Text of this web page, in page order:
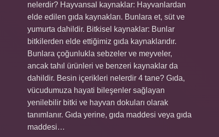
nelerdir? Hayvansal kaynaklar: Hayvanlardan
elde edilen gıda kaynakları. Bunlara et, süt ve
yumurta dahildir. Bitkisel kaynaklar: Bunlar
bitkilerden elde ettiğimiz gıda kaynaklarıdır.
Bunlara çoğunlukla sebzeler ve meyveler,
ancak tahıl ürünleri ve benzeri kaynaklar da
dahildir. Besin içerikleri nelerdir 4 tane? Gıda,
vücudumuza hayati bileşenler sağlayan
yenilebilir bitki ve hayvan dokuları olarak
tanımlanır. Gıda yerine, gıda maddesi veya gıda
maddesi…